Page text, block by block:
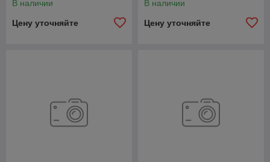
В наличии
Цену уточняйте
В наличии
Цену уточняйте